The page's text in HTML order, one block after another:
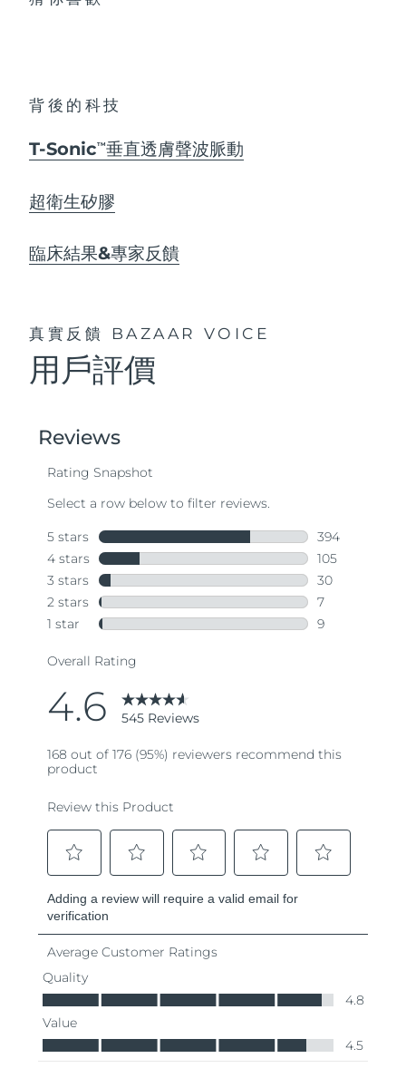
背後的科技
T-SonicTM 垂直透膚聲波脈動
超衛生矽膠
臨床結果&專家反饋
真實反饋 BAZAAR VOICE
用戶評價